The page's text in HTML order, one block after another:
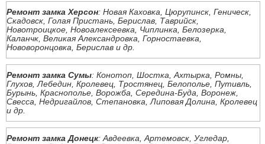
Ремонт замка Херсон: Новая Каховка, Цюрупинск, Геническ,
Скадовск, Голая Пристань, Берислав, Таврийск,
Новотроицкое, Новоалексеевка, Чиплинка, Белозерка,
Каланчк, Великая Александровка, Горностаевка,
Нововоронцовка, Берислав и др.
Ремонт замка Сумы: Конотоп, Шостка, Ахтырка, Ромны,
Глухов, Лебедин, Кролевец, Тростянец, Белополье, Путивль,
Бурынь, Краснополье, Ворожба, Середина-Буда, Воронеж,
Свесса, Недригайлов, Степановка, Липовая Долина, Кролевец
и др.
Ремонт замка Донецк: Авдеевка, Артемовск, Угледар,